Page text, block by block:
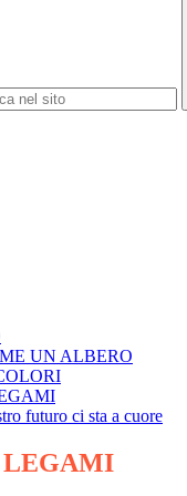
UN ALBERO
futuro ci sta a cuore
LEGAMI